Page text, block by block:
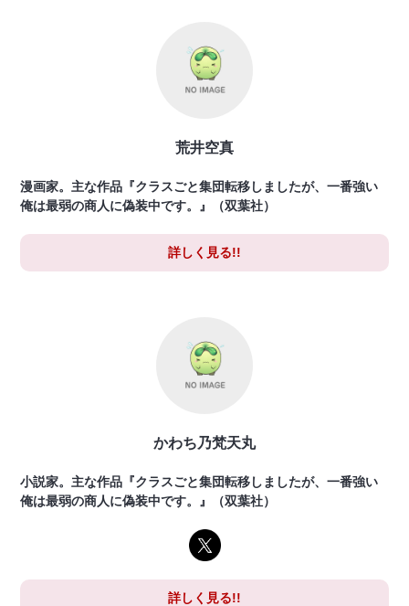
荒井空真
漫画家。主な作品『クラスごと集団転移しましたが、一番強い
俺は最弱の商人に偽装中です。』（双葉社）
詳しく見る!!
かわち乃梵天丸
小説家。主な作品『クラスごと集団転移しましたが、一番強い
俺は最弱の商人に偽装中です。』（双葉社）
詳しく見る!!